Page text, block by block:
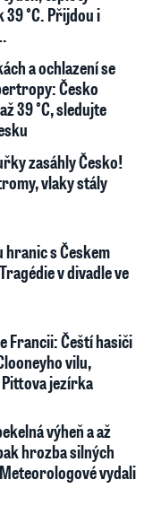
°C. Přijdou i
a ochlazení se
Česko
39 °C, sledujte
zasáhly Česko!
vlaky stály
hranic s Českem
v divadle ve
Francii: Čeští hasiči
vilu,
jezírka
výheň a až
hrozba silných
vydali